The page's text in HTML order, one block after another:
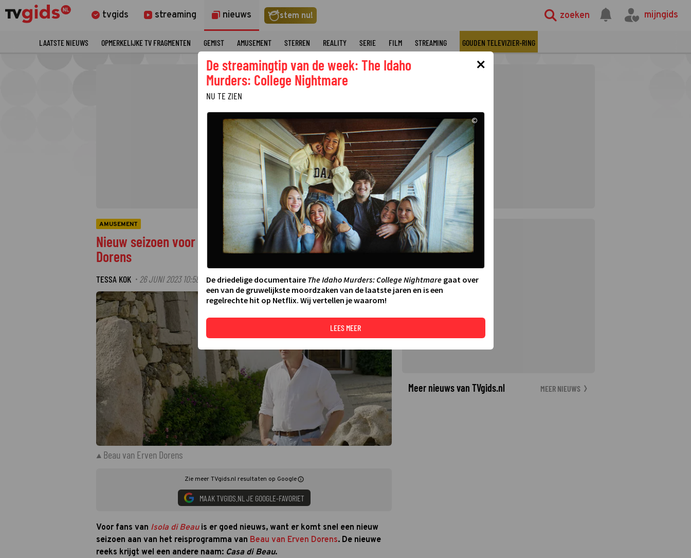
tvgids streaming nieuws stem nu! zoeken mijngids
LAATSTE NIEUWS OPMERKELIJKE TV FRAGMENTEN GEMIST AMUSEMENT STERREN REALITY SERIE FILM STREAMING GOUDEN TELEVIZIER-RING
AMUSEMENT
Nieuw seizoen voor reisprogramma Beau van Erven
Dorens
TESSA KOK · 26 JUNI 2023 10:58
©
Beau van Erven Dorens
Zie meer TVgids.nl resultaten op Google
MAAK TVGIDS.NL JE GOOGLE-FAVORIET
Voor fans van Isola di Beauis er goed nieuws, want er komt snel een nieuw
seizoen aan van het reisprogramma van Beau van Erven Dorens. De nieuwe
reeks krijgt wel een andere naam: Casa di Beau.
Meer nieuws van TVgids.nl MEER NIEUWS
×
De streamingtip van de week: The Idaho
Murders: College Nightmare
NU TE ZIEN
©
De driedelige documentaire The Idaho Murders: College Nightmaregaat over
een van de gruwelijkste moordzaken van de laatste jaren en is een
regelrechte hit op Netflix. Wij vertellen je waarom!
LEES MEER